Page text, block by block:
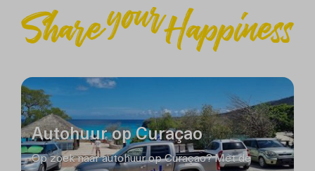
Autohuur op Curaçao
Op zoek naar autohuur op Curaçao? Met de